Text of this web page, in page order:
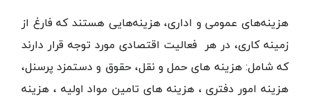
هزینه‌های عمومی و اداری، هزینه‌هایی هستند که فارغ از
زمینه کاری، در هر فعالیت اقتصادی مورد توجه قرار دارند
که شامل: هزینه های حمل و نقل، حقوق و دستمزد پرسنل،
هزینه امور دفتری ، هزینه های تامین مواد اولیه ، هزینه